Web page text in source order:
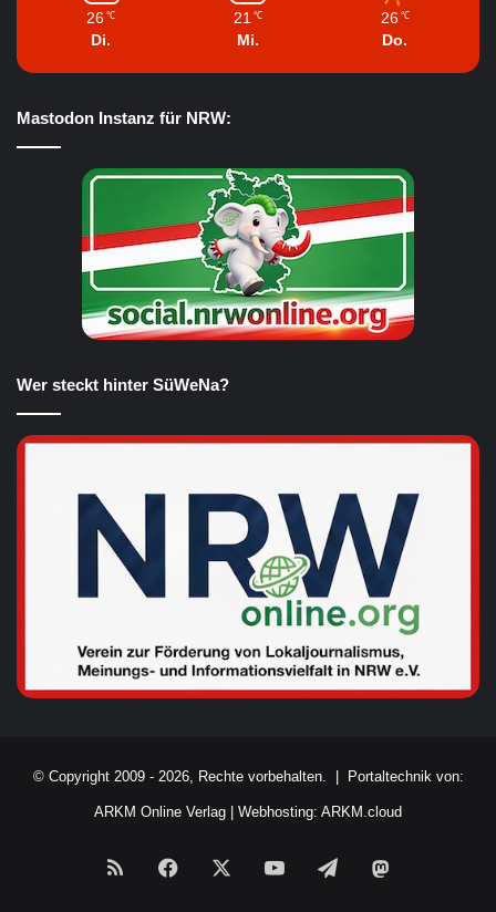
26 ℃
Di.
21 ℃
Mi.
26 ℃
Do.
Mastodon Instanz für NRW:
Wer steckt hinter SüWeNa?
© Copyright 2009 - 2026, Rechte vorbehalten. | Portaltechnik von:
ARKM Online Verlag Webhosting: ARKM.cloud
RSS Facebook YouTubeTelegram